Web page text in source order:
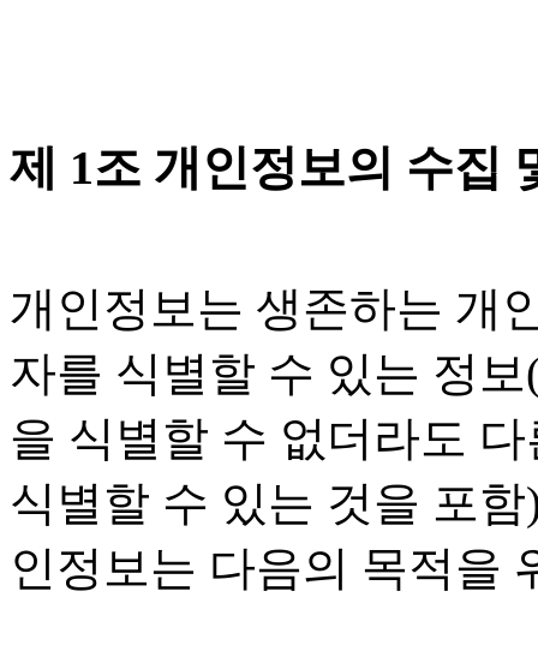
제 1조 개인정보의 수집
개인정보는 생존하는 개
자를 식별할 수 있는 정
을 식별할 수 없더라도
식별할 수 있는 것을 포
인정보는 다음의 목적을